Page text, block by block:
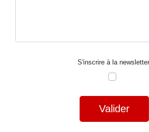
S'inscrire à la
Valider